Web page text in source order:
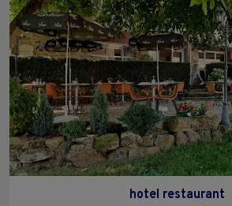
hotel restaurant